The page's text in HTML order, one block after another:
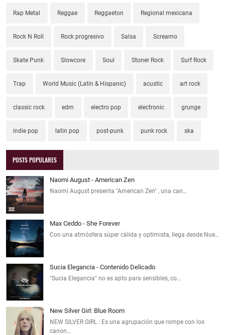
Rap Metal Reggae Reggaeton Regional mexicana
Rock N Roll Rock progresivo Salsa Screamo
Skate Punk Slowcore Soul Stoner Rock Surf Rock
Trap World Music (Latin & Hispanic) acustic art rock
classic rock edm electro pop electronic grunge
indie pop latin pop post-punk punk rock ska
POSTS POPULARES
Naomi August - American Zen
Naomi August presenta "American Zen" , una can…
Max Ceddo - She Forever
Con una atmósfera súper cálida y optimista, llega desde Nue…
Sucia Elegancia - Contenido Delicado
"Sucia Elegancia" no es apto para sensibles, co…
New Silver Girl: Blue Room
NEW SILVER GIRL : Es una agrupación que rompe con los
canon…